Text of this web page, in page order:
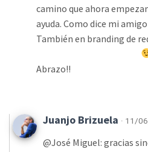
camino que ahora
ayuda. Como dice mi
También en branding de
Abrazo!!
Juanjo Brizuela · 11/
@José Miguel: gracias